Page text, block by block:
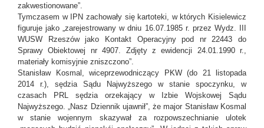
zakwestionowane”.
Tymczasem w IPN zachowały się kartoteki, w których Kisielewicz
figuruje jako „zarejestrowany w dniu 16.07.1985 r. przez Wydz. III
WUSW Rzeszów jako Kontakt Operacyjny pod nr 22443 do
Sprawy Obiektowej nr 4907. Zdjęty z ewidencji 24.01.1990 r.,
materiały komisyjnie zniszczono”.
Stanisław Kosmal, wiceprzewodniczący PKW (do 21 listopada
2014 r.), sędzia Sądu Najwyższego w stanie spoczynku, w
czasach PRL sędzia orzekający w Izbie Wojskowej Sądu
Najwyższego. „Nasz Dziennik ujawnił”, że major Stanisław Kosmal
w stanie wojennym skazywał za rozpowszechnianie ulotek